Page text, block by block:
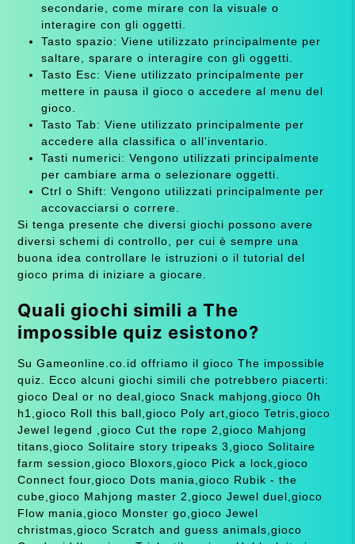
secondarie, come mirare con la visuale o
interagire con gli oggetti.
Tasto spazio: Viene utilizzato principalmente per
saltare, sparare o interagire con gli oggetti.
Tasto Esc: Viene utilizzato principalmente per
mettere in pausa il gioco o accedere al menu del
gioco.
Tasto Tab: Viene utilizzato principalmente per
accedere alla classifica o all'inventario.
Tasti numerici: Vengono utilizzati principalmente
per cambiare arma o selezionare oggetti.
Ctrl o Shift: Vengono utilizzati principalmente per
accovacciarsi o correre.
Si tenga presente che diversi giochi possono avere
diversi schemi di controllo, per cui è sempre una
buona idea controllare le istruzioni o il tutorial del
gioco prima di iniziare a giocare.
Quali giochi simili a The
impossible quiz esistono?
Su Gameonline.co.id offriamo il gioco The impossible
quiz. Ecco alcuni giochi simili che potrebbero piacerti:
gioco Deal or no deal,gioco Snack mahjong,gioco 0h
h1,gioco Roll this ball,gioco Poly art,gioco Tetris,gioco
Jewel legend ,gioco Cut the rope 2,gioco Mahjong
titans,gioco Solitaire story tripeaks 3,gioco Solitaire
farm session,gioco Bloxors,gioco Pick a lock,gioco
Connect four,gioco Dots mania,gioco Rubik - the
cube,gioco Mahjong master 2,gioco Jewel duel,gioco
Flow mania,gioco Monster go,gioco Jewel
christmas,gioco Scratch and guess animals,gioco